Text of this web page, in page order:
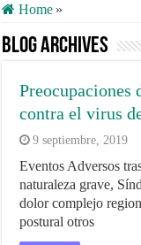
Home »
Blog Archives
Preocupaciones
contra el virus
9 septiembre, 2019
Eventos Adversos
naturaleza grave,
dolor complejo
postural otros